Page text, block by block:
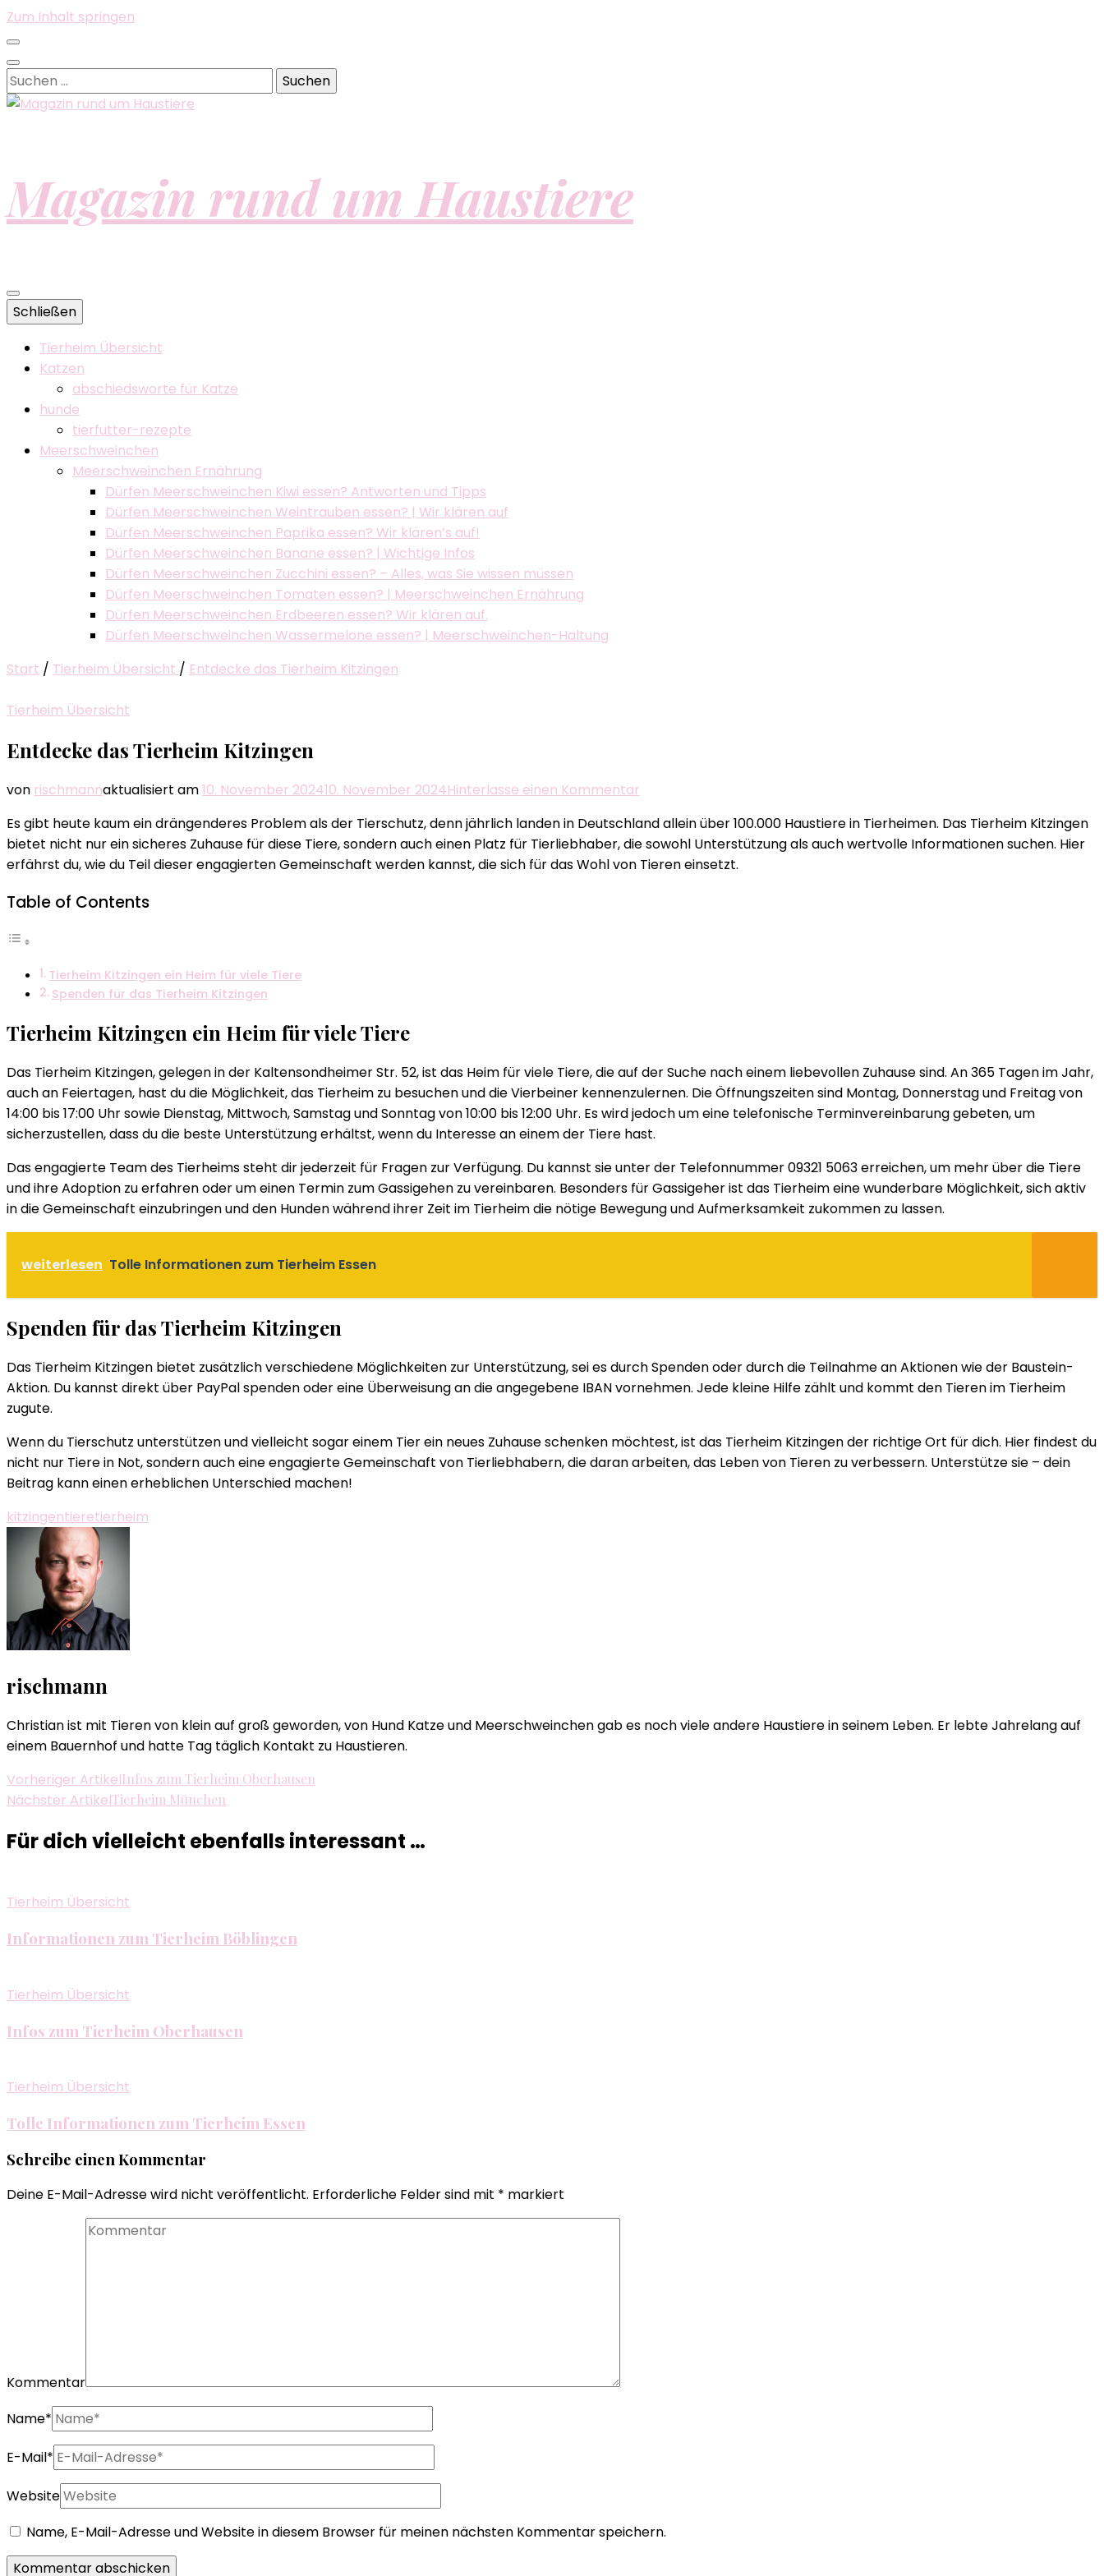
Zum Inhalt springen
Suchen
nach:
Magazin rund um Haustiere
Schließen
Tierheim Übersicht
Katzen
abschiedsworte für Katze
hunde
tierfutter-rezepte
Meerschweinchen
Meerschweinchen Ernährung
Dürfen Meerschweinchen Kiwi essen? Antworten und Tipps
Dürfen Meerschweinchen Weintrauben essen? | Wir klären auf
Dürfen Meerschweinchen Paprika essen? Wir klären’s auf!
Dürfen Meerschweinchen Banane essen? | Wichtige Infos
Dürfen Meerschweinchen Zucchini essen? – Alles, was Sie wissen müssen
Dürfen Meerschweinchen Tomaten essen? | Meerschweinchen Ernährung
Dürfen Meerschweinchen Erdbeeren essen? Wir klären auf.
Dürfen Meerschweinchen Wassermelone essen? | Meerschweinchen-Haltung
Start / Tierheim Übersicht / Entdecke das Tierheim Kitzingen​
Tierheim Übersicht
Entdecke das Tierheim Kitzingen​
von rischmannaktualisiert am10. November 202410. November 2024Hinterlasse einen Kommentar
das
Tierheim
Kitzingen​
Es gibt heute kaum ein drängenderes Problem als der Tierschutz, denn jährlich landen in Deutschland allein über 100.000 Haustiere in Tierheimen. Das Tierheim Kitzingen
bietet nicht nur ein sicheres Zuhause für diese Tiere, sondern auch einen Platz für Tierliebhaber, die sowohl Unterstützung als auch wertvolle Informationen suchen. Hier
erfährst du, wie du Teil dieser engagierten Gemeinschaft werden kannst, die sich für das Wohl von Tieren einsetzt.
Table of Contents
Tierheim Kitzingen ein Heim für viele Tiere
Spenden für das Tierheim Kitzingen
Tierheim Kitzingen ein Heim für viele Tiere
Das Tierheim Kitzingen, gelegen in der Kaltensondheimer Str. 52, ist das Heim für viele Tiere, die auf der Suche nach einem liebevollen Zuhause sind. An 365 Tagen im Jahr,
auch an Feiertagen, hast du die Möglichkeit, das Tierheim zu besuchen und die Vierbeiner kennenzulernen. Die Öffnungszeiten sind Montag, Donnerstag und Freitag von
14:00 bis 17:00 Uhr sowie Dienstag, Mittwoch, Samstag und Sonntag von 10:00 bis 12:00 Uhr. Es wird jedoch um eine telefonische Terminvereinbarung gebeten, um
sicherzustellen, dass du die beste Unterstützung erhältst, wenn du Interesse an einem der Tiere hast.
Das engagierte Team des Tierheims steht dir jederzeit für Fragen zur Verfügung. Du kannst sie unter der Telefonnummer 09321 5063 erreichen, um mehr über die Tiere
und ihre Adoption zu erfahren oder um einen Termin zum Gassigehen zu vereinbaren. Besonders für Gassigeher ist das Tierheim eine wunderbare Möglichkeit, sich aktiv
in die Gemeinschaft einzubringen und den Hunden während ihrer Zeit im Tierheim die nötige Bewegung und Aufmerksamkeit zukommen zu lassen.
weiterlesen Tolle Informationen zum Tierheim Essen
Spenden für das Tierheim Kitzingen
Das Tierheim Kitzingen bietet zusätzlich verschiedene Möglichkeiten zur Unterstützung, sei es durch Spenden oder durch die Teilnahme an Aktionen wie der Baustein-
Aktion. Du kannst direkt über PayPal spenden oder eine Überweisung an die angegebene IBAN vornehmen. Jede kleine Hilfe zählt und kommt den Tieren im Tierheim
zugute.
Wenn du Tierschutz unterstützen und vielleicht sogar einem Tier ein neues Zuhause schenken möchtest, ist das Tierheim Kitzingen der richtige Ort für dich. Hier findest du
nicht nur Tiere in Not, sondern auch eine engagierte Gemeinschaft von Tierliebhabern, die daran arbeiten, das Leben von Tieren zu verbessern. Unterstütze sie – dein
Beitrag kann einen erheblichen Unterschied machen!
kitzingentieretierheim
rischmann
Christian ist mit Tieren von klein auf groß geworden, von Hund Katze und Meerschweinchen gab es noch viele andere Haustiere in seinem Leben. Er lebte Jahrelang auf
einem Bauernhof und hatte Tag täglich Kontakt zu Haustieren.
Beitragsnavigation
Vorheriger ArtikelInfos zum Tierheim Oberhausen
Nächster ArtikelTierheim München
Für dich vielleicht ebenfalls interessant …
Tierheim Übersicht
Informationen zum Tierheim Böblingen
Tierheim Übersicht
Infos zum Tierheim Oberhausen
Tierheim Übersicht
Tolle Informationen zum Tierheim Essen
Schreibe einen Kommentar
Deine E-Mail-Adresse wird nicht veröffentlicht. Erforderliche Felder sind mit * markiert
Kommentar
Name*
E-Mail*
Website
Name, E-Mail-Adresse und Website in diesem Browser für meinen nächsten Kommentar speichern.